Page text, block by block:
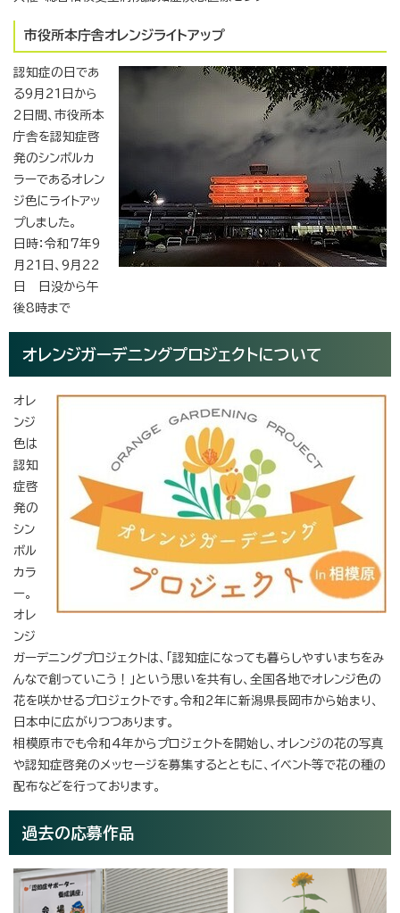
市役所本庁舎オレンジライトアップ
認知症の日であ
る9月21日から
2日間、市役所本
庁舎を認知症啓
発のシンボルカ
ラーであるオレン
ジ色にライトアッ
プしました。
日時：令和7年9
月21日、9月22
日 日没から午
後8時まで
オレンジガーデニングプロジェクトについて
オレ
ンジ
色は
認知
症啓
発の
シン
ボル
カラ
ー。
オレ
ンジ
ガーデニングプロジェクトは、「認知症になっても暮らしやすいまちをみ
んなで創っていこう！」という思いを共有し、全国各地でオレンジ色の
花を咲かせるプロジェクトです。令和2年に新潟県長岡市から始まり、
日本中に広がりつつあります。
相模原市でも令和4年からプロジェクトを開始し、オレンジの花の写真
や認知症啓発のメッセージを募集するとともに、イベント等で花の種の
配布などを行っております。
過去の応募作品